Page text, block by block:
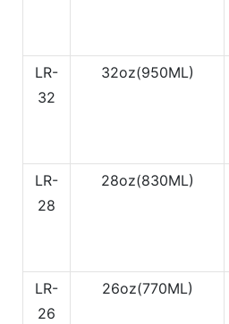
LR-
32
32oz(950ML)
LR-
28
28oz(830ML)
LR-
26
26oz(770ML)